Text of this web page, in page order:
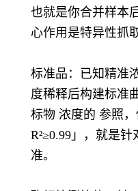
也就是你合并样本
心作用是特异性抓
标准品：已知精准
度稀释后构建标准
标物 浓度的 参照
R²≥0.99」，就是
准。